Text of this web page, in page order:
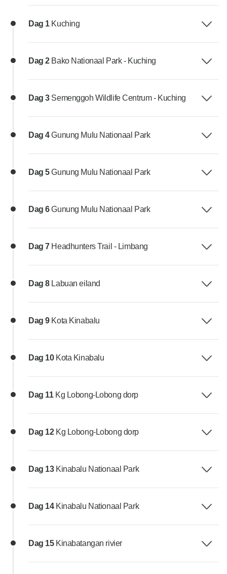
Dag 1 Kuching
Dag 2 Bako Nationaal Park - Kuching
Dag 3 Semenggoh Wildlife Centrum - Kuching
Dag 4Gunung Mulu Nationaal Park
Dag 5Gunung Mulu Nationaal Park
Dag 6Gunung Mulu Nationaal Park
Dag 7 Headhunters Trail - Limbang
Dag 8 Labuan eiland
Dag 9 Kota Kinabalu
Dag 10 Kota Kinabalu
Dag 11 Kg Lobong-Lobong dorp
Dag 12 Kg Lobong-Lobong dorp
Dag 13 Kinabalu Nationaal Park
Dag 14 Kinabalu Nationaal Park
Dag 15 Kinabatangan rivier